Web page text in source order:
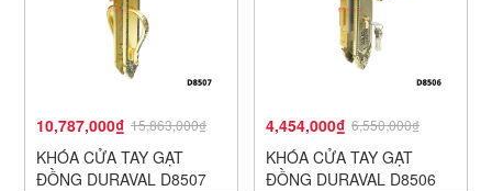
10,787,000₫ 15,863,000₫
KHÓA CỬA TAY GẠT
ĐỒNG DURAVAL D8507
4,454,000₫ 6,550,000₫
KHÓA CỬA TAY GẠT
ĐỒNG DURAVAL D8506